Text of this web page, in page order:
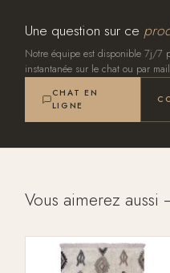
Une question sur ce
Notre équipe est disponible 7j/7
instantanée sur le chat ou par
CHAT EN
LIGNE
Vous aimerez aussi